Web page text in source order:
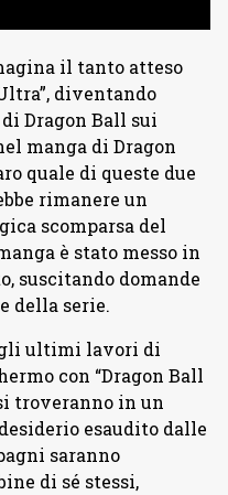
il tanto atteso
diventando
Dragon Ball sui
manga di Dragon
quale di queste due
rimanere un
scomparsa del
è stato messo in
suscitando domande
della serie.
ultimi lavori di
con “Dragon Ball
troveranno in un
esaudito dalle
saranno
di sé stessi,